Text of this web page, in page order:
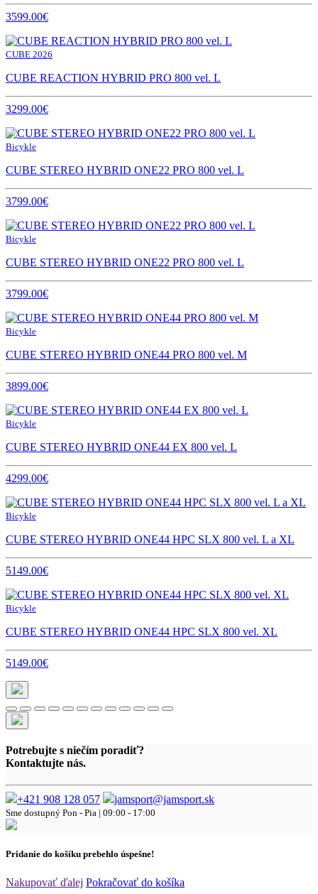
3599.00€
CUBE 2026
CUBE REACTION HYBRID PRO 800 vel. L
3299.00€
Bicykle
CUBE STEREO HYBRID ONE22 PRO 800 vel. L
3799.00€
Bicykle
CUBE STEREO HYBRID ONE22 PRO 800 vel. L
3799.00€
Bicykle
CUBE STEREO HYBRID ONE44 PRO 800 vel. M
3899.00€
Bicykle
CUBE STEREO HYBRID ONE44 EX 800 vel. L
4299.00€
Bicykle
CUBE STEREO HYBRID ONE44 HPC SLX 800 vel. L a XL
5149.00€
Bicykle
CUBE STEREO HYBRID ONE44 HPC SLX 800 vel. XL
5149.00€
Potrebujte s niečím poradiť?
Kontaktujte nás.
+421 908 128 057 jamsport@jamsport.sk
Sme dostupný Pon - Pia | 09:00 - 17:00
Pridanie do košíku prebehlo úspešne!
Nakupovať ďalej Pokračovať do košíka